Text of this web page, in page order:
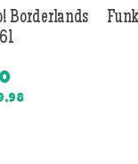
Borderlands